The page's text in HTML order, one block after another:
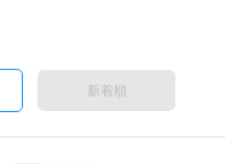
新着順